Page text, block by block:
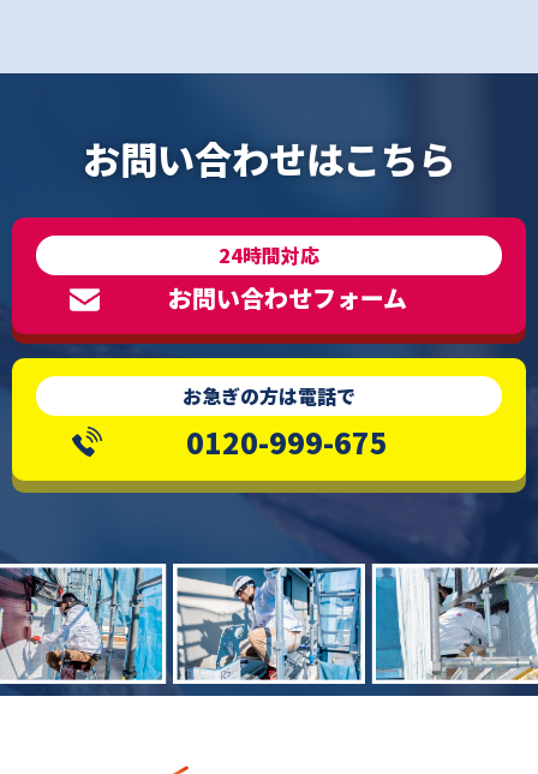
お問い合わせはこちら
24時間対応
お問い合わせフォーム
お急ぎの方は電話で
0120-999-675